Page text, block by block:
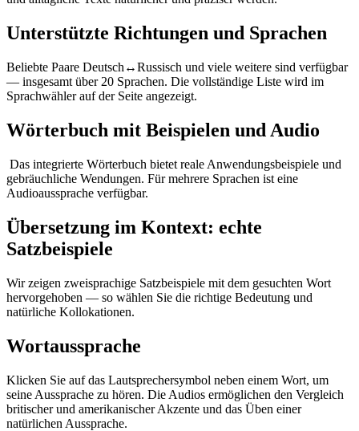
Unterstützte Richtungen und Sprachen
Beliebte Paare Deutsch↔Russisch und viele weitere sind verfügbar
— insgesamt über 20 Sprachen. Die vollständige Liste wird im
Sprachwähler auf der Seite angezeigt.
Wörterbuch mit Beispielen und Audio
Das integrierte Wörterbuch bietet reale Anwendungsbeispiele und
gebräuchliche Wendungen. Für mehrere Sprachen ist eine
Audioaussprache verfügbar.
Übersetzung im Kontext: echte
Satzbeispiele
Wir zeigen zweisprachige Satzbeispiele mit dem gesuchten Wort
hervorgehoben — so wählen Sie die richtige Bedeutung und
natürliche Kollokationen.
Wortaussprache
Klicken Sie auf das Lautsprechersymbol neben einem Wort, um
seine Aussprache zu hören. Die Audios ermöglichen den Vergleich
britischer und amerikanischer Akzente und das Üben einer
natürlichen Aussprache.